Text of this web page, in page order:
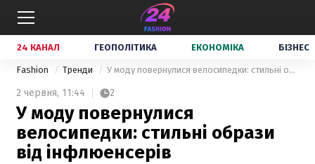
24 КАНАЛ ГЕОПОЛІТИКА ЕКОНОМІКА БІЗНЕС
Fashion Тренди У моду повернулися велосипедки: стильні образи від інфлюенсерів
2 червня, 11:44 2
У моду повернулися
велосипедки: стильні образи
від інфлюенсерів